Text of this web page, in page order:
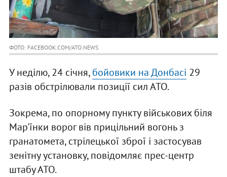
ФОТО: FACEBOOK.COM/ATO.NEWS
У неділю, 24 січня,бойовики на Донбасі 29
разів обстрілювали позиції сил АТО.
Зокрема, по опорному пункту військових біля
Мар'їнки ворог вів прицільний вогонь з
гранатомета, стрілецької зброї і застосував
зенітну установку, повідомляє прес-центр
штабу АТО.